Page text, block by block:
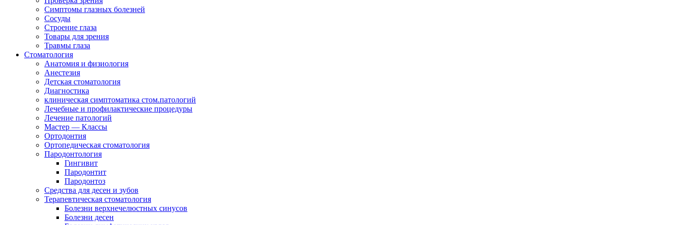
Симптомы глазных болезней
Сосуды
Строение глаза
Товары для зрения
Травмы глаза
Стоматология
Анатомия и физиология
Анестезия
Детская стоматология
Диагностика
клиническая симптоматика стом.патологий
Лечебные и профилактические процедуры
Лечение патологий
Мастер — Классы
Ортодонтия
Ортопедическая стоматология
Пародонтология
Гингивит
Пародонтит
Пародонтоз
Средства для десен и зубов
Терапевтическая стоматология
Болезни верхнечелюстных синусов
Болезни десен